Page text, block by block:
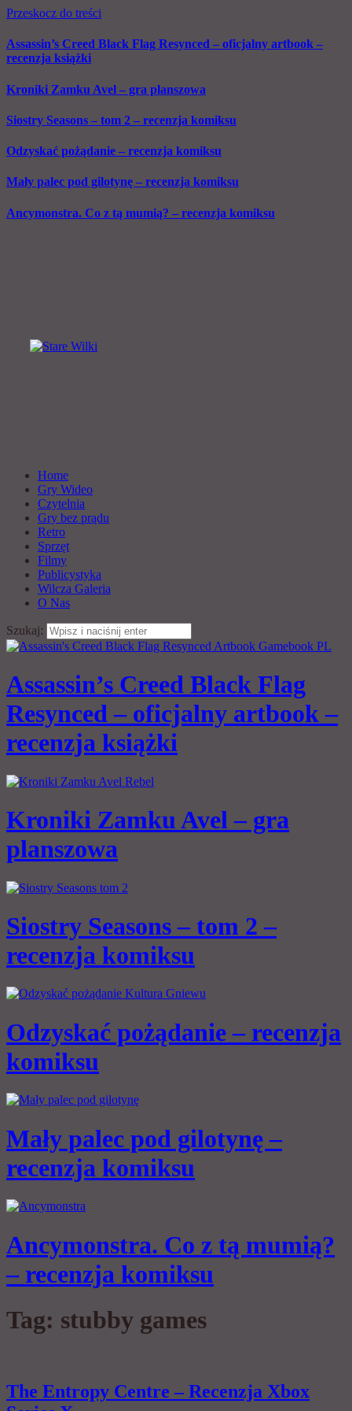
Przeskocz do treści
Assassin’s Creed Black Flag Resynced – oficjalny artbook –
recenzja książki
Kroniki Zamku Avel – gra planszowa
Siostry Seasons – tom 2 – recenzja komiksu
Odzyskać pożądanie – recenzja komiksu
Mały palec pod gilotynę – recenzja komiksu
Ancymonstra. Co z tą mumią? – recenzja komiksu
Home
Gry Wideo
Czytelnia
Gry bez prądu
Retro
Sprzęt
Filmy
Publicystyka
Wilcza Galeria
O Nas
Szukaj:
Assassin’s Creed Black Flag
Resynced – oficjalny artbook –
recenzja książki
Kroniki Zamku Avel – gra
planszowa
Siostry Seasons – tom 2 –
recenzja komiksu
Odzyskać pożądanie – recenzja
komiksu
Mały palec pod gilotynę –
recenzja komiksu
Ancymonstra. Co z tą mumią?
– recenzja komiksu
Tag: stubby games
The Entropy Centre – Recenzja Xbox